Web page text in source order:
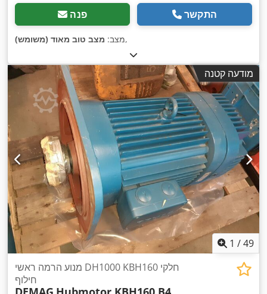
פנה התקשר
מצב: מצב טוב מאוד (משומש) ,
מודעה קטנה
1 /49
מנוע הרמה ראשי DH1000 KBH160 חלקי
חילוף